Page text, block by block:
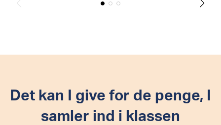
Det kan I give for de penge, I
samler ind i klassen